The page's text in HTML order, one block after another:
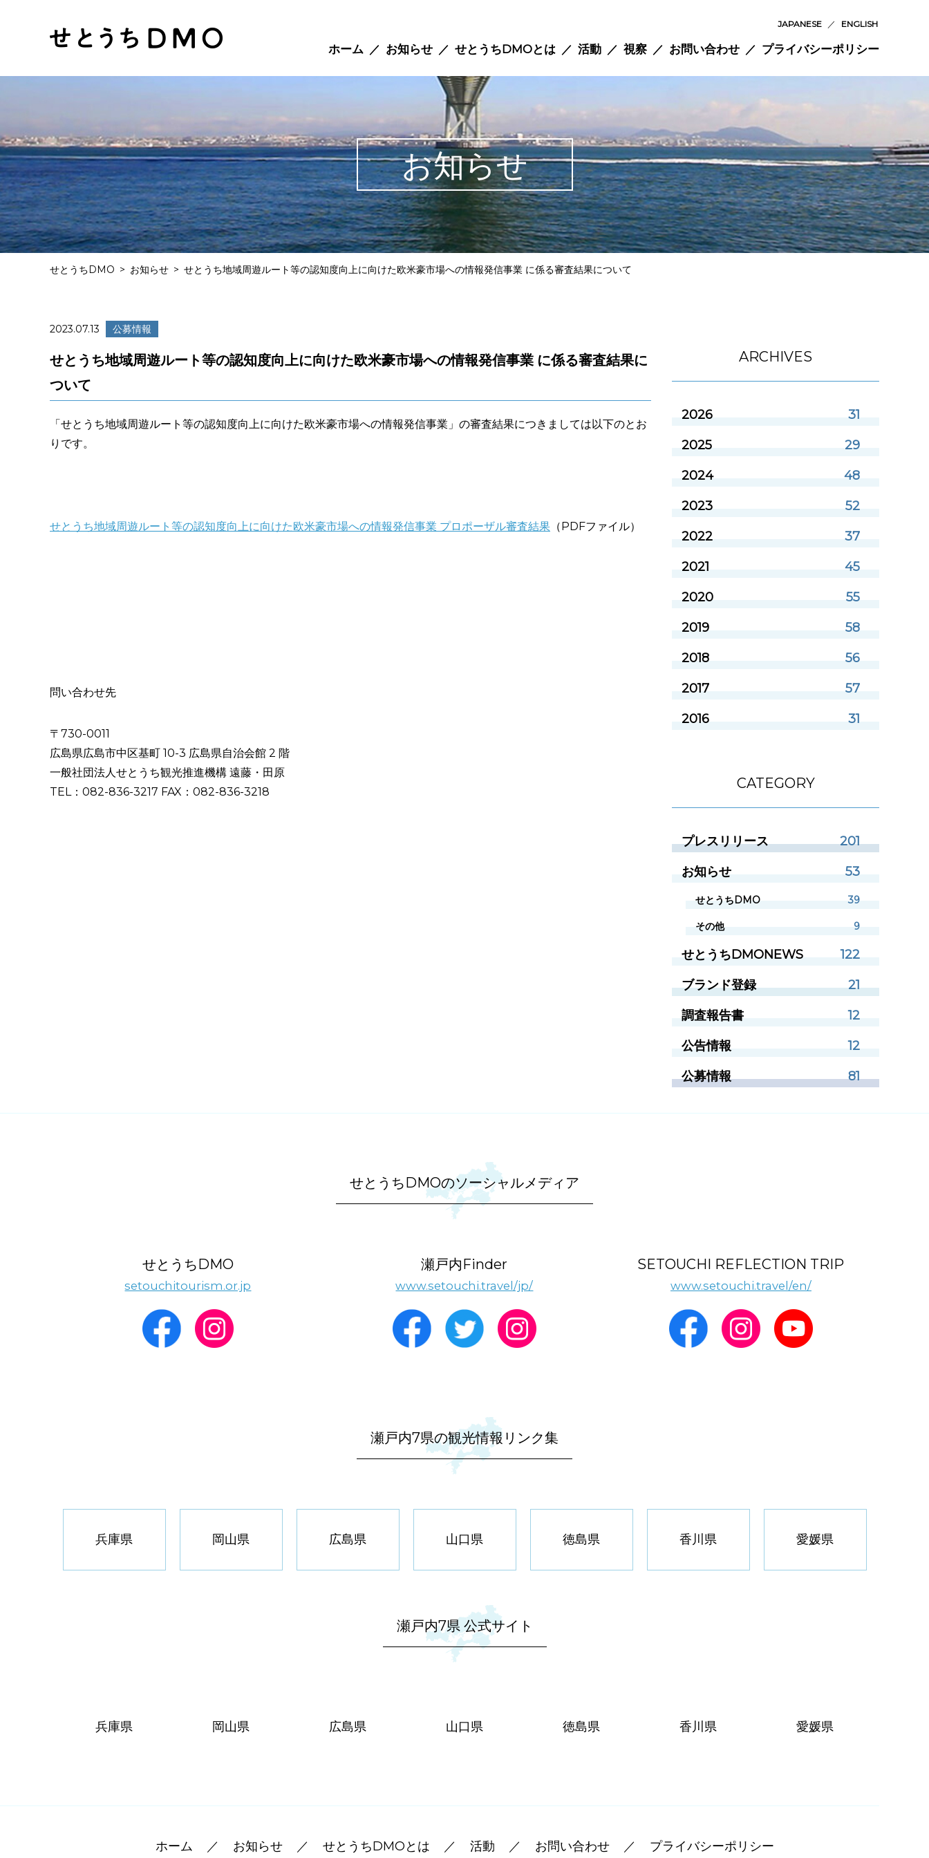
JAPANESE ／ ENGLISH
ホーム お知らせ せとうちDMOとは 活動 視察 お問い合わせ プライバシーポリシー
お知らせ
せとうちDMO お知らせ せとうち地域周遊ルート等の認知度向上に向けた欧米豪市場への情報発信事業 に係る審査結果について
2023.07.13 公募情報
せとうち地域周遊ルート等の認知度向上に向けた欧米豪市場への情報発信事業 に係る審査結果に
ついて
「せとうち地域周遊ルート等の認知度向上に向けた欧米豪市場への情報発信事業」の審査結果につきましては以下のとお
りです。
せとうち地域周遊ルート等の認知度向上に向けた欧米豪市場への情報発信事業 プロポーザル審査結果 （PDFファイル）
問い合わせ先
〒730-0011
広島県広島市中区基町 10-3 広島県自治会館 2 階
一般社団法人せとうち観光推進機構 遠藤・田原
TEL：082-836-3217 FAX：082-836-3218
ARCHIVES
2026
31
2025
29
2024
48
2023
52
2022
37
2021
45
2020
55
2019
58
2018
56
2017
57
2016
31
CATEGORY
プレスリリース
201
お知らせ
53
せとうちDMO 39
その他 9
せとうちDMONEWS
122
ブランド登録
21
調査報告書
12
公告情報
12
公募情報
81
せとうちDMOのソーシャルメディア
せとうちDMO
setouchitourism.or.jp
瀬戸内Finder
www.setouchi.travel/jp/
SETOUCHI REFLECTION TRIP
www.setouchi.travel/en/
瀬戸内7県の観光情報リンク集
兵庫県 岡山県 広島県 山口県 徳島県 香川県 愛媛県
瀬戸内7県 公式サイト
兵庫県 岡山県 広島県 山口県 徳島県 香川県 愛媛県
ホーム お知らせ せとうちDMOとは 活動 お問い合わせ プライバシーポリシー